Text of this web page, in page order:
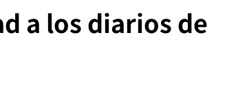
a los diarios de